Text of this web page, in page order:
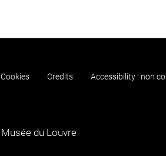
Cookies Credits Accessibility : non